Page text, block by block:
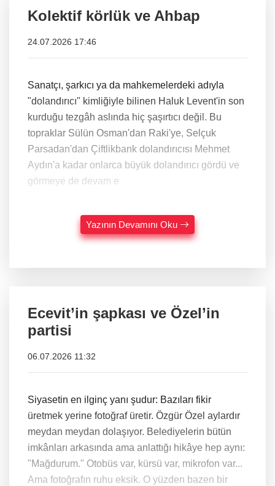
Kolektif körlük ve Ahbap
24.07.2026 17:46
Sanatçı, şarkıcı ya da mahkemelerdeki adıyla
"dolandırıcı" kimliğiyle bilinen Haluk Levent'in son
kurduğu tezgâh aslında hiç şaşırtıcı değil. Bu
topraklar Sülün Osman'dan Raki'ye, Selçuk
Parsadan'dan Çiftlikbank dolandırıcısı Mehmet
Aydın'a kadar onlarca büyük dolandırıcı gördü ve
görmeye de devam e
Yazının Devamını Oku
Ecevit’in şapkası ve Özel’in
partisi
06.07.2026 11:32
Siyasetin en ilginç yanı şudur: Bazıları fikir
üretmek yerine fotoğraf üretir. Özgür Özel aylardır
meydan meydan dolaşıyor. Belediyelerin bütün
imkânları arkasında ama anlattığı hikâye hep aynı:
"Mağdurum." Otobüs var, kürsü var, mikrofon var...
Ama fotoğrafın ruhu eksik. O yüzden bazen bir